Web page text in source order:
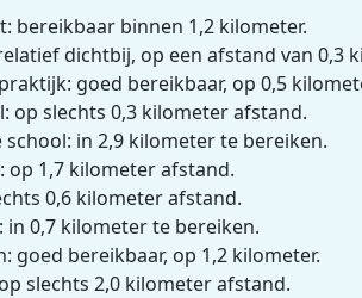
bereikbaar binnen 1,2 kilometer.
dichtbij, op een afstand van 0,3
goed bereikbaar, op 0,5
op slechts 0,3 kilometer afstand.
in 2,9 kilometer te bereiken.
op 1,7 kilometer afstand.
0,6 kilometer afstand.
in 0,7 kilometer te bereiken.
goed bereikbaar, op 1,2 kilometer.
slechts 2,0 kilometer afstand.